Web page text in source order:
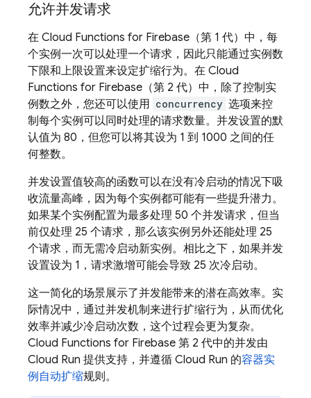
允许并发请求
在 Cloud Functions for Firebase （第 1 代）中，每
个实例一次可以处理一个请求，因此只能通过实例数
下限和上限设置来设定扩缩行为。在 Cloud
Functions for Firebase （第 2 代）中，除了控制实
例数之外，您还可以使用 concurrency 选项来控
制每个实例可以同时处理的请求数量。并发设置的默
认值为 80，但您可以将其设为 1 到 1000 之间的任
何整数。
并发设置值较高的函数可以在没有冷启动的情况下吸
收流量高峰，因为每个实例都可能有一些提升潜力。
如果某个实例配置为最多处理 50 个并发请求，但当
前仅处理 25 个请求，那么该实例另外还能处理 25
个请求，而无需冷启动新实例。相比之下，如果并发
设置设为 1，请求激增可能会导致 25 次冷启动。
这一简化的场景展示了并发能带来的潜在高效率。实
际情况中，通过并发机制来进行扩缩行为，从而优化
效率并减少冷启动次数，这个过程会更为复杂。
Cloud Functions for Firebase 第 2 代中的并发由
Cloud Run 提供支持，并遵循 Cloud Run 的容器实
例自动扩缩规则。